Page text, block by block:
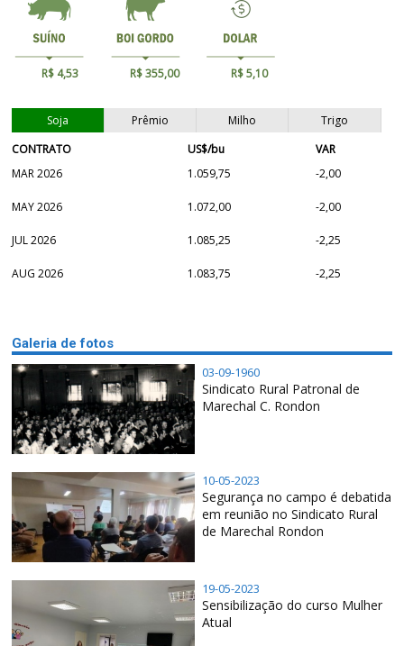
R$ 4,53 R$ 355,00 R$ 5,10
Soja Prêmio Milho
Trigo
CONTRATO
US$/bu
VAR
MAR 2026
1.059,75 -2,00
MAY 2026 1.072,00 -2,00
JUL 2026 1.085,25 -2,25
AUG 2026 1.083,75 -2,25
Galeria de fotos
03-09-1960
Sindicato Rural Patronal de
Marechal C. Rondon
10-05-2023
Segurança no campo é debatida
em reunião no Sindicato Rural
de Marechal Rondon
19-05-2023
Sensibilização do curso Mulher
Atual